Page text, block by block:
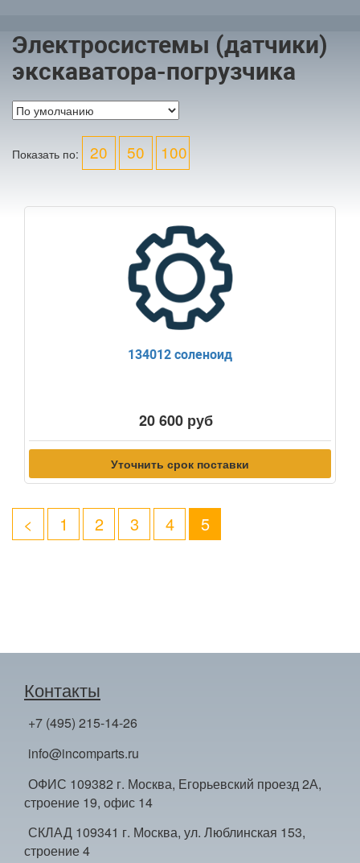
Электросистемы (датчики)
экскаватора-погрузчика
Показать по: 20 50 100
134012 соленоид
20 600 руб
Уточнить срок поставки
< 1 2 3 4 5
Контакты
+7 (495) 215-14-26
info@incomparts.ru
ОФИС 109382 г. Москва, Егорьевский проезд 2А,
строение 19, офис 14
СКЛАД 109341 г. Москва, ул. Люблинская 153,
строение 4